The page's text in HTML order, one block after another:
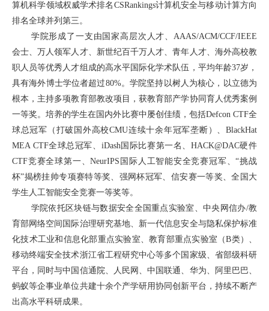
算机科学领域权威学术排名CSRankings计算机安全与移动计算方向
排名全球并列第三。
学院形成了一支由国家高层次人才、AAAS/ACM/CCF/IEEE
会士、万人领军人才、新世纪百千万人才、青年人才、海外高校教
职人员等优秀人才组成的高水平国际化学术队伍，平均年龄37岁，
具有海外博士学位者超过80%。学院坚持以树人为核心，以立德为
根本，主持多项教育部教改项目，获教育部产学协同育人优秀案例
一等奖。培养的学生在国内外比赛中屡创佳绩，包括Defcon CTF全
球总冠军（打破国外高校CMU连续十余年冠军垄断）、BlackHat
MEA CTF全球总冠军、iDash国际比赛第一名、HACK@DAC硬件
CTF竞赛全球第一、NeurIPS国际人工智能安全竞赛冠军、“挑战
杯”揭榜挂帅专项赛特等奖、强网杯冠军、信安赛一等奖、全国大
学生人工智能安全竞赛一等奖等。
学院依托区块链与数据安全全国重点实验室、中央网信办/教
育部网络空间国际治理研究基地、新一代信息安全与隐私保护标准
化技术工业和信息化部重点实验室、教育部重点实验室（B类）、
移动终端安全技术浙江省工程研究中心等多个国家级、省部级科研
平台，同时与中国信通院、人民网、中国联通、华为、阿里巴巴、
蚂蚁等企事业单位共建十余个产学研用协同创新平台，持续不断产
出高水平科研成果。